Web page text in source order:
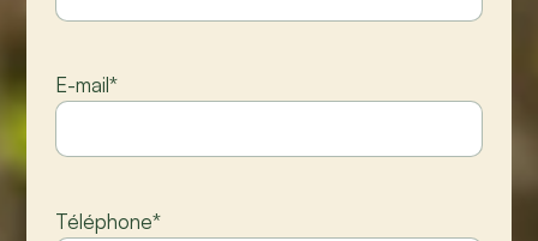
E-mail*
Téléphone*